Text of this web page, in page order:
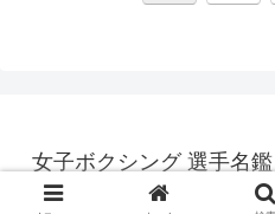
女子ボクシング 選手名
© 2015 女子ボクシング 選